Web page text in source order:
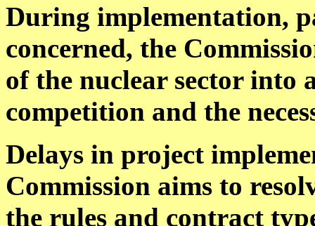
During implementation,
concerned, the
of the nuclear sector into
competition and the
Delays in project
Commission aims to
the rules and contract